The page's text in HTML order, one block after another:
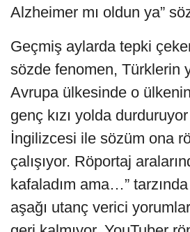
Alzheimer mı oldun ya”
Geçmiş aylarda tepki
sözde fenomen, Türklerin
Avrupa ülkesinde o
genç kızı yolda
İngilizcesi ile sözüm ona
çalışıyor. Röportaj
kafaladım ama…”
aşağı utanç verici